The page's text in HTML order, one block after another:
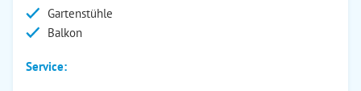
Gartenstühle
Balkon
Service: